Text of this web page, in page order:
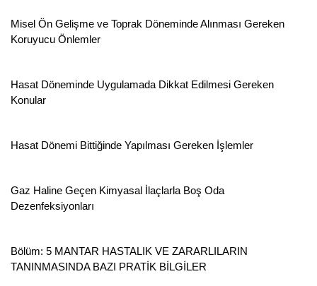
Misel Ön Gelişme ve Toprak Döneminde Alınması Gereken
Koruyucu Önlemler
Hasat Döneminde Uygulamada Dikkat Edilmesi Gereken
Konular
Hasat Dönemi Bittiğinde Yapılması Gereken İşlemler
Gaz Haline Geçen Kimyasal İlaçlarla Boş Oda
Dezenfeksiyonları
Bölüm: 5 MANTAR HASTALIK VE ZARARLILARIN
TANINMASINDA BAZI PRATİK BİLGİLER